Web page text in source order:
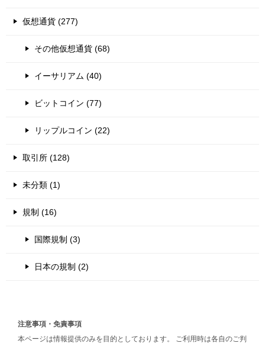
仮想通貨 (277)
その他仮想通貨 (68)
イーサリアム (40)
ビットコイン (77)
リップルコイン (22)
取引所 (128)
未分類 (1)
規制 (16)
国際規制 (3)
日本の規制 (2)
注意事項・免責事項
本ページは情報提供のみを目的としております。 ご利用時は各自のご判